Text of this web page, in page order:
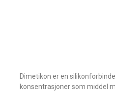
Dimetikon er en
konsentrasjoner som middel